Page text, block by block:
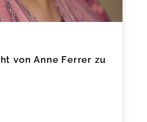
von Anne Ferrer zu